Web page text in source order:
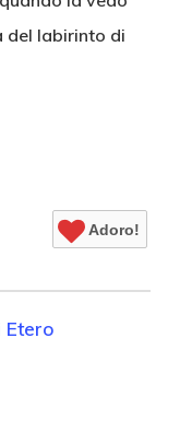
del labirinto di
Adoro!
Etero